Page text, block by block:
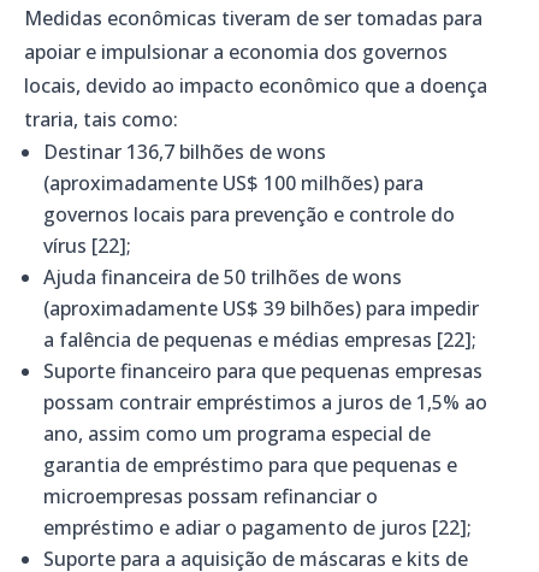
Medidas econômicas tiveram de ser tomadas para
apoiar e impulsionar a economia dos governos
locais, devido ao impacto econômico que a doença
traria, tais como:
Destinar 136,7 bilhões de wons
(aproximadamente US$ 100 milhões) para
governos locais para prevenção e controle do
vírus [22];
Ajuda financeira de 50 trilhões de wons
(aproximadamente US$ 39 bilhões) para impedir
a falência de pequenas e médias empresas [22];
Suporte financeiro para que pequenas empresas
possam contrair empréstimos a juros de 1,5% ao
ano, assim como um programa especial de
garantia de empréstimo para que pequenas e
microempresas possam refinanciar o
empréstimo e adiar o pagamento de juros [22];
Suporte para a aquisição de máscaras e kits de